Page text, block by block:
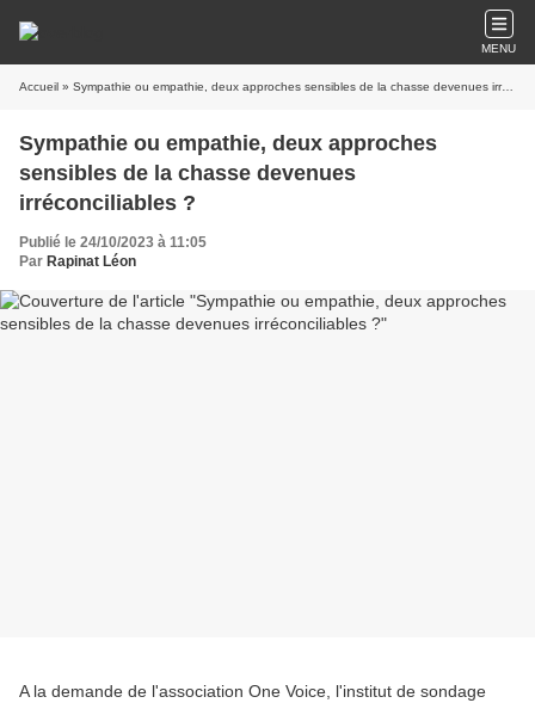
MENU
Accueil » Sympathie ou empathie, deux approches sensibles de la chasse devenues irréconciliables ?
Sympathie ou empathie, deux approches
sensibles de la chasse devenues
irréconciliables ?
Publié le 24/10/2023 à 11:05
Par Rapinat Léon
A la demande de l'association One Voice, l'institut de sondage